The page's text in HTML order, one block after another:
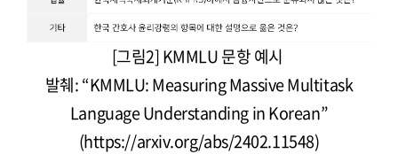
[그림2] KMMLU 문항 예시
발췌: “KMMLU: Measuring Massive Multitask
Language Understanding in Korean”
(https://arxiv.org/abs/2402.11548)